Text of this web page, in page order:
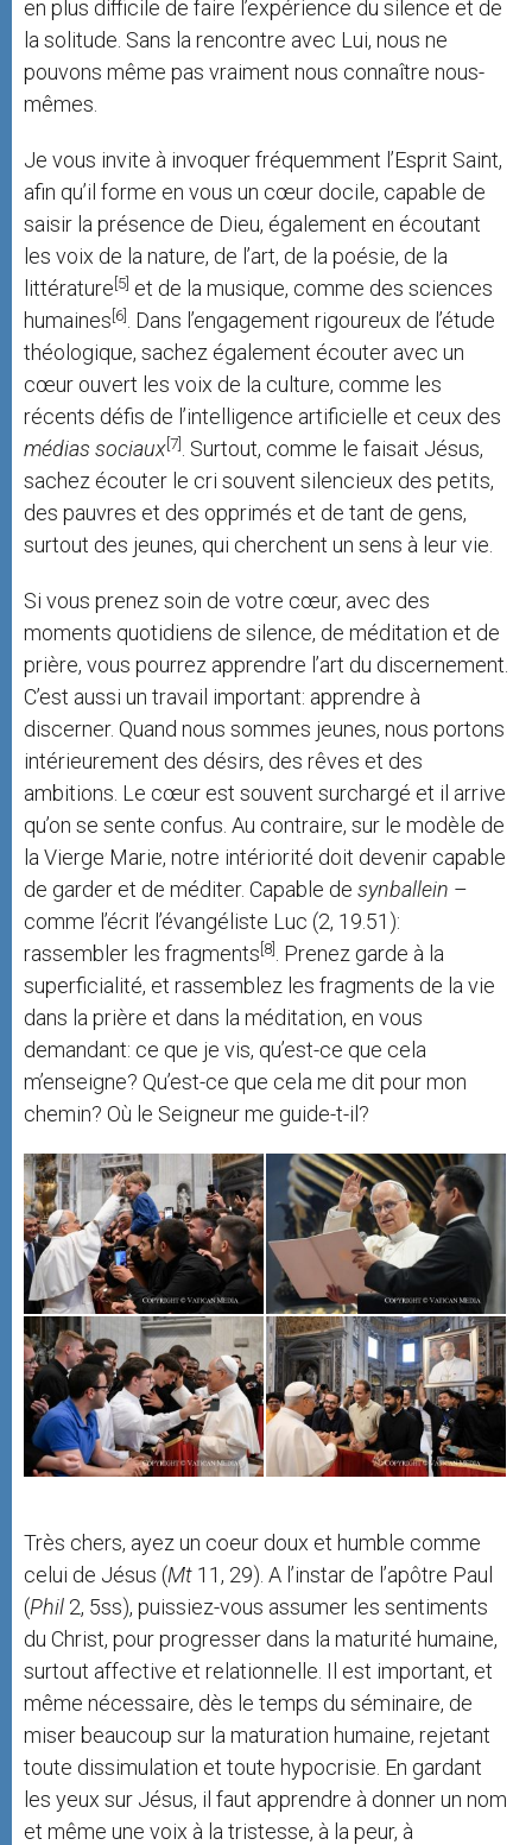
en plus difficile de faire l’expérience du silence et de
la solitude. Sans la rencontre avec Lui, nous ne
pouvons même pas vraiment nous connaître nous-
mêmes.
Je vous invite à invoquer fréquemment l’Esprit Saint,
afin qu’il forme en vous un cœur docile, capable de
saisir la présence de Dieu, également en écoutant
les voix de la nature, de l’art, de la poésie, de la
littérature[5] et de la musique, comme des sciences
humaines[6]. Dans l’engagement rigoureux de l’étude
théologique, sachez également écouter avec un
cœur ouvert les voix de la culture, comme les
récents défis de l’intelligence artificielle et ceux des
médias sociaux[7]. Surtout, comme le faisait Jésus,
sachez écouter le cri souvent silencieux des petits,
des pauvres et des opprimés et de tant de gens,
surtout des jeunes, qui cherchent un sens à leur vie.
Si vous prenez soin de votre cœur, avec des
moments quotidiens de silence, de méditation et de
prière, vous pourrez apprendre l’art du discernement.
C’est aussi un travail important: apprendre à
discerner. Quand nous sommes jeunes, nous portons
intérieurement des désirs, des rêves et des
ambitions. Le cœur est souvent surchargé et il arrive
qu’on se sente confus. Au contraire, sur le modèle de
la Vierge Marie, notre intériorité doit devenir capable
de garder et de méditer. Capable de synballein –
comme l’écrit l’évangéliste Luc (2, 19.51):
rassembler les fragments[8]. Prenez garde à la
superficialité, et rassemblez les fragments de la vie
dans la prière et dans la méditation, en vous
demandant: ce que je vis, qu’est-ce que cela
m’enseigne? Qu’est-ce que cela me dit pour mon
chemin? Où le Seigneur me guide-t-il?
Très chers, ayez un coeur doux et humble comme
celui de Jésus (Mt 11, 29). A l’instar de l’apôtre Paul
(Phil 2, 5ss), puissiez-vous assumer les sentiments
du Christ, pour progresser dans la maturité humaine,
surtout affective et relationnelle. Il est important, et
même nécessaire, dès le temps du séminaire, de
miser beaucoup sur la maturation humaine, rejetant
toute dissimulation et toute hypocrisie. En gardant
les yeux sur Jésus, il faut apprendre à donner un nom
et même une voix à la tristesse, à la peur, à